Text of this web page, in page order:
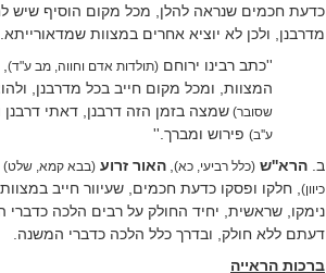
כדעת חכמים שנראה להלן, מכל מקום הוסיף שיש
מדרבנן, ולכן לא יוציא אחרים במצוות שמדאורייתא.
''כתב רבינו ירוחם (תולדות אדם וחווה, מב ע"ד)
המצוות, ומכל מקום חייב בכל מדרבנן,
שסובר) שמצה בזמן הזה דרבנן, דאתי דרבנן
ע''ב) פירוש ומברך.''
ב. הרא''ש (כלל רביעי, כא) האור זרוע (בבא קמא, שלט)
כיוון) , חלקו ופסקו כדעת חכמים, שעיוור חייב
נימקו, שראשית, יחיד החולק על רבים הלכה
דעתם ללא חולק, ובדרך כלל הלכה כדברי המשנה.
ברכות הראייה